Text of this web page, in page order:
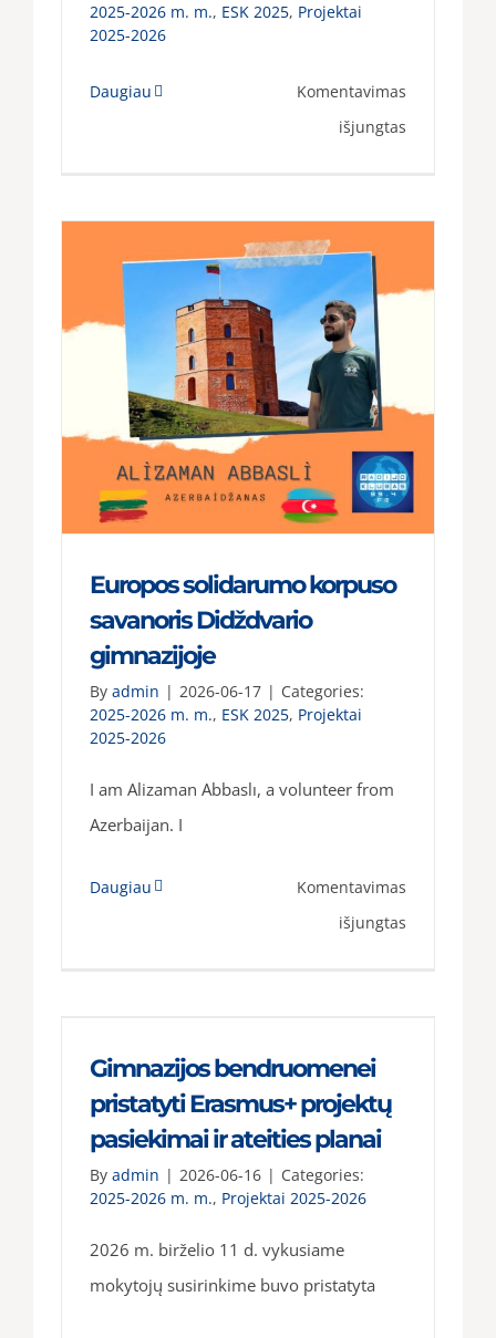
2025-2026 m. m., ESK 2025, Projektai
2025-2026
Daugiau
Komentavimas
išjungtas
Europos solidarumo korpuso
savanoris Didždvario
gimnazijoje
By admin | 2026-06-17 | Categories:
2025-2026 m. m., ESK 2025, Projektai
2025-2026
I am Alizaman Abbaslı, a volunteer from
Azerbaijan. I
Daugiau
Komentavimas
išjungtas
Gimnazijos bendruomenei
pristatyti Erasmus+ projektų
pasiekimai ir ateities planai
By admin | 2026-06-16 | Categories:
2025-2026 m. m., Projektai 2025-2026
2026 m. birželio 11 d. vykusiame
mokytojų susirinkime buvo pristatyta